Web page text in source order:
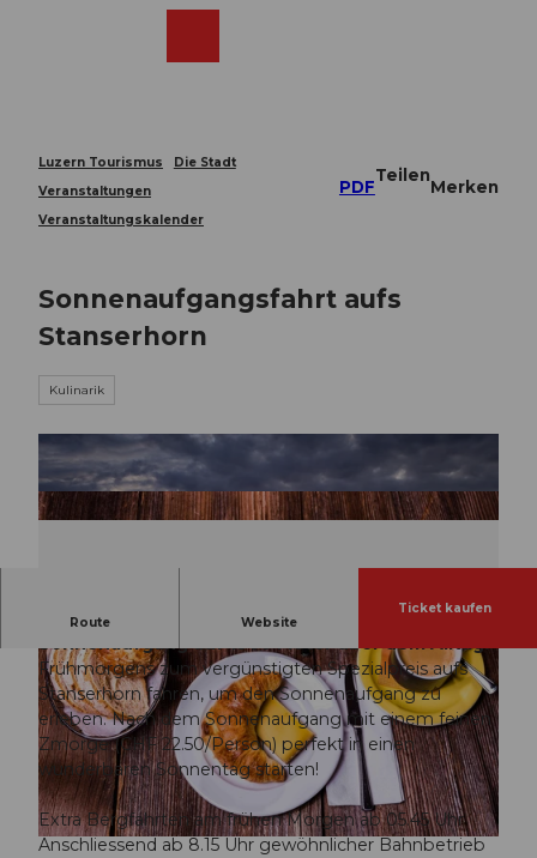
Luzern Tourismus
Die Stadt
Veranstaltungen
Veranstaltungskalender
PDF
Teilen
Merken
Sonnenaufgangsfahrt aufs
Stanserhorn
Kulinarik
© Guidle.com
© Guidle.com
Route Website
Ticket kaufen
Traumhafte Morgenstimmung beim
Sonnenaufgang auf 1900 Meter über dem Alltag.
Frühmorgens zum vergünstigten Spezialpreis aufs
Stanserhorn fahren, um den Sonnenaufgang zu
erleben. Nach dem Sonnenaufgang mit einem feinen
Zmorge (CHF 22.50/Person) perfekt in einen
wunderbaren Sonnentag starten!
Extra Bergfahrten am frühen Morgen ab 05.45 Uhr
Anschliessend ab 8.15 Uhr gewöhnlicher Bahnbetrieb